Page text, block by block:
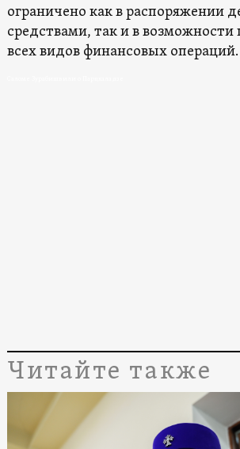
ограничено как в распоряжении
средствами, так и в возможности
всех видов финансовых операций.
Читайте также